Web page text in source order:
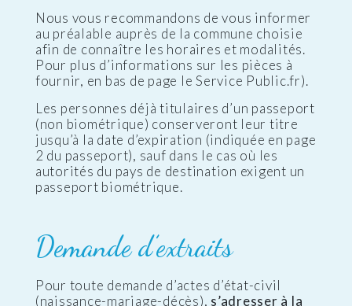
Nous vous recommandons de vous informer
au préalable auprès de la commune choisie
afin de connaître les horaires et modalités.
Pour plus d’informations sur les pièces à
fournir, en bas de page le Service Public.fr).
Les personnes déjà titulaires d’un passeport
(non biométrique) conserveront leur titre
jusqu’à la date d’expiration (indiquée en page
2 du passeport), sauf dans le cas où les
autorités du pays de destination exigent un
passeport biométrique.
Demande d’extraits
Pour toute demande d’actes d’état-civil
(naissance-mariage-décès), s’adresser à la